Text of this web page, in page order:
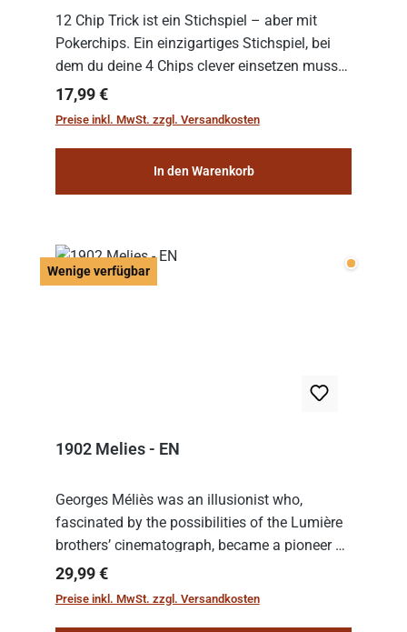
12 Chip Trick ist ein Stichspiel – aber mit
Pokerchips. Ein einzigartiges Stichspiel, bei
dem du deine 4 Chips clever einsetzen musst.
Wer die Chips mit dem höchsten Gesamtwert
hat, gewinnt die Runde. Aber Vorsicht: D...
Regulärer Preis:
17,99 €
Preise inkl. MwSt. zzgl. Versandkosten
In den Warenkorb
Wenige verfügbar Wenige
1902 Melies - EN
Georges Méliès was an illusionist who,
fascinated by the possibilities of the Lumière
brothers’ cinematograph, became a pioneer of
cinema. In 1902, he filmed his most famous
work: “Le Voyage dans la Lune” (“A Trip to...
Regulärer Preis:
29,99 €
Preise inkl. MwSt. zzgl. Versandkosten